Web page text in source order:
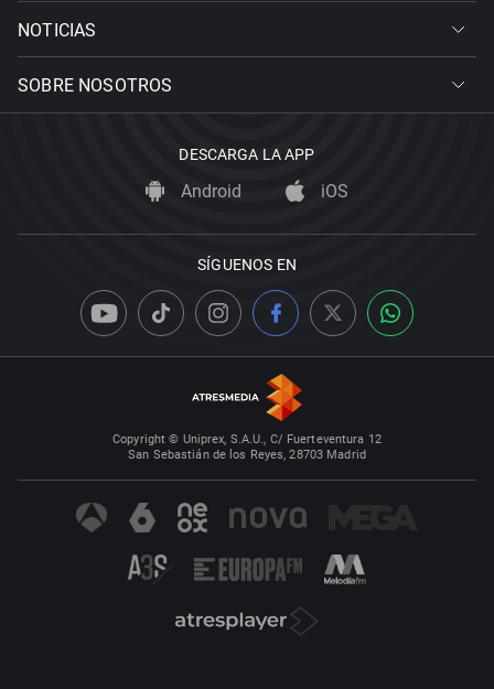
NOTICIAS
SOBRE NOSOTROS
DESCARGA LA APP
Android iOS
SÍGUENOS EN
Copyright © Uniprex, S.A.U., C/ Fuerteventura 12
San Sebastián de los Reyes, 28703 Madrid